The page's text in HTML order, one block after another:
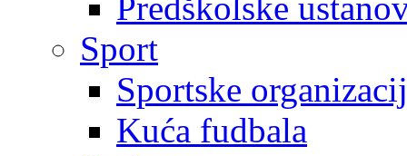
Sport
Sportske
Kuća fudbala